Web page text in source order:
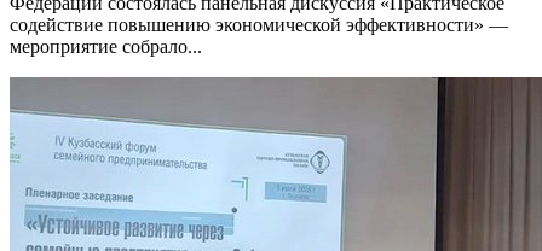
содействие повышению экономической эффективности» —
мероприятие собрало...